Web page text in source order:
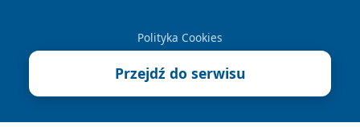
Polityka Cookies
Przejdź do serwisu